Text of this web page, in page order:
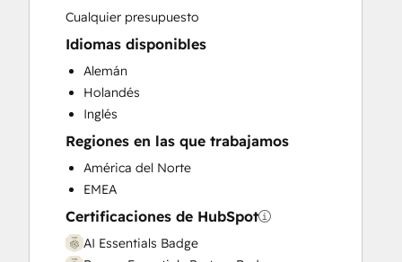
Cualquier presupuesto
Idiomas disponibles
Alemán
Holandés
Inglés
Regiones en las que trabajamos
América del Norte
EMEA
Certificaciones de HubSpot
AI Essentials Badge